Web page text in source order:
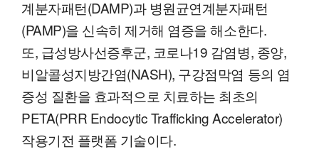
계분자패턴(DAMP)과 병원균연계분자패턴
(PAMP)을 신속히 제거해 염증을 해소한다.
또, 급성방사선증후군, 코로나19 감염병, 종양,
비알콜성지방간염(NASH), 구강점막염 등의 염
증성 질환을 효과적으로 치료하는 최초의
PETA(PRR Endocytic Trafficking Accelerator)
작용기전 플랫폼 기술이다.